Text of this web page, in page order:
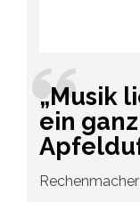
„Musik
ein